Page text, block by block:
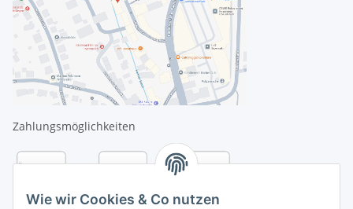
Wie wir Cookies & Co nutzen
Zahlungsmöglichkeiten